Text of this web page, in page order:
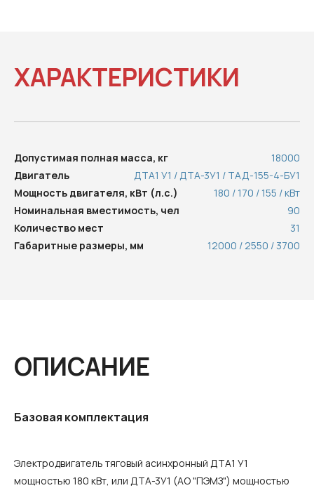
ХАРАКТЕРИСТИКИ
Допустимая полная масса, кг
18000
Двигатель
ДТА1 У1 / ДТА-3У1 / ТАД-155-4-БУ1
Мощность двигателя, кВт (л.с.)
180 / 170 / 155 / кВт
Номинальная вместимость, чел
90
Количество мест
31
Габаритные размеры, мм
12000 / 2550 / 3700
ОПИСАНИЕ
Базовая комплектация
Электродвигатель тяговый асинхронный ДТА1 У1
мощностью 180 кВт, или ДТА-3У1 (АО "ПЭМЗ") мощностью